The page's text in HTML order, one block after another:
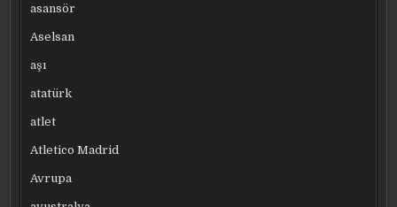
asansör
Aselsan
aşı
atatürk
atlet
Atletico Madrid
Avrupa